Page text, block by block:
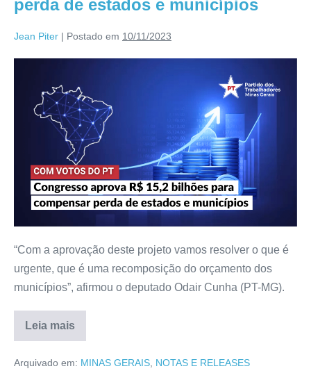
perda de estados e municípios
Jean Piter | Postado em 10/11/2023
“Com a aprovação deste projeto vamos resolver o que é
urgente, que é uma recomposição do orçamento dos
municípios”, afirmou o deputado Odair Cunha (PT-MG).
Leia mais
Arquivado em: MINAS GERAIS, NOTAS E RELEASES